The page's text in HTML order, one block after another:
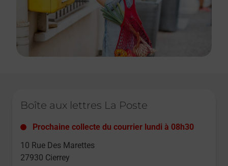
Boîte aux lettres La Poste
Prochaine collecte du courrier lundi à 08h30
10 Rue Des Marettes
27930 Cierrey